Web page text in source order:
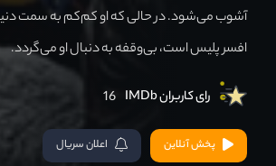
آشوب می‌شود. در حالی که او کم‌کم به سمت
افسر پلیس است، بی‌وقفه به دنبال او می‌گردد.
رای کاربران IMDb 16
پخش آنلاین اعلان سریال